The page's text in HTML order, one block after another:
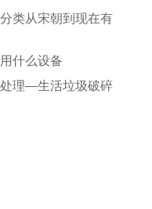
类从宋朝到现在有
什么设备
理—生活垃圾破碎